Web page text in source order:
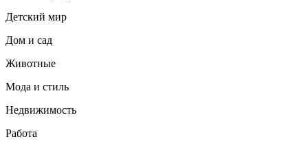
Детский мир
Дом и сад
Животные
Мода и стиль
Недвижимость
Работа